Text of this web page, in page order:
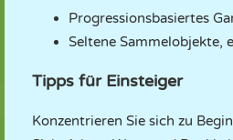
Progressionsbasiertes
Seltene Sammelobjekte,
Tipps für Einsteiger
Konzentrieren Sie sich zu